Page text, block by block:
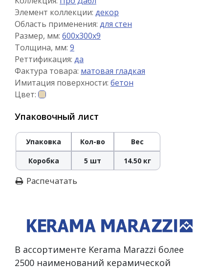
Элемент коллекции: декор
Область применения: для стен
Размер, мм: 600x300x9
Толщина, мм: 9
Реттификация: да
Фактура товара: матовая гладкая
Имитация поверхности: бетон
Цвет:
Упаковочный лист
Упаковка Кол-во Вес
Коробка 5 шт 14.50 кг
Распечатать
В ассортименте Kerama Marazzi более
2500 наименований керамической